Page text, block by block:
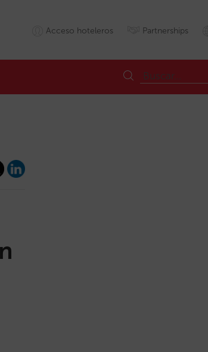
Acceso hoteleros Partnerships